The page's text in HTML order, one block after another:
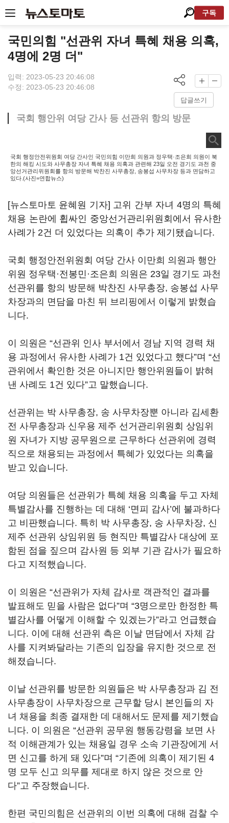
구독
국민의힘 "선관위 자녀 특혜 채용 의혹,
4명에 2명 더"
입력: 2023-05-23 20:46:08
수정: 2023-05-23 20:46:08
답글쓰기
국회 행안위 여당 간사 등 선관위 항의 방문
국회 행정안전위원회 여당 간사인 국민의힘 이만희 의원과 정우택·조은희 의원이 북
한의 해킹 시도와 사무총장 자녀 특혜 채용 의혹과 관련해 23일 오전 경기도 과천 중
앙선거관리위원회를 항의 방문해 박찬진 사무총장, 송봉섭 사무차장 등과 면담하고
있다.(사진=연합뉴스)
[뉴스토마토 윤혜원 기자] 고위 간부 자녀 4명의 특혜
채용 논란에 휩싸인 중앙선거관리위원회에서 유사한
사례가 2건 더 있었다는 의혹이 추가 제기됐습니다.
국회 행정안전위원회 여당 간사 이만희 의원과 행안
위원 정우택·전봉민·조은희 의원은 23일 경기도 과천
선관위를 항의 방문해 박찬진 사무총장, 송봉섭 사무
차장과의 면담을 마친 뒤 브리핑에서 이렇게 밝혔습
니다.
이 의원은 “선관위 인사 부서에서 경남 지역 경력 채
용 과정에서 유사한 사례가 1건 있었다고 했다”며 “선
관위에서 확인한 것은 아니지만 행안위원들이 밝혀
낸 사례도 1건 있다”고 말했습니다.
선관위는 박 사무총장, 송 사무차장뿐 아니라 김세환
전 사무총장과 신우용 제주 선거관리위원회 상임위
원 자녀가 지방 공무원으로 근무하다 선관위에 경력
직으로 채용되는 과정에서 특혜가 있었다는 의혹을
받고 있습니다.
여당 의원들은 선관위가 특혜 채용 의혹을 두고 자체
특별감사를 진행하는 데 대해 ‘면피 감사’에 불과하다
고 비판했습니다. 특히 박 사무총장, 송 사무차장, 신
제주 선관위 상임위원 등 현직만 특별감사 대상에 포
함된 점을 짚으며 감사원 등 외부 기관 감사가 필요하
다고 지적했습니다.
이 의원은 “선관위가 자체 감사로 객관적인 결과를
발표해도 믿을 사람은 없다”며 “3명으로만 한정한 특
별감사를 어떻게 이해할 수 있겠는가”라고 언급했습
니다. 이에 대해 선관위 측은 이날 면담에서 자체 감
사를 지켜봐달라는 기존의 입장을 유지한 것으로 전
해졌습니다.
이날 선관위를 방문한 의원들은 박 사무총장과 김 전
사무총장이 사무차장으로 근무할 당시 본인들의 자
녀 채용을 최종 결재한 데 대해서도 문제를 제기했습
니다. 이 의원은 “선관위 공무원 행동강령을 보면 사
적 이해관계가 있는 채용일 경우 소속 기관장에게 서
면 신고를 하게 돼 있다”며 “기존에 의혹이 제기된 4
명 모두 신고 의무를 제대로 하지 않은 것으로 안
다”고 주장했습니다.
한편 국민의힘은 선관위의 이번 의혹에 대해 검찰 수